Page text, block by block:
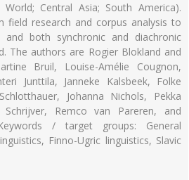
World; Central Asia; South America).
field research and corpus analysis to
and both synchronic and diachronic
The authors are Rogier Blokland and
Bruil, Louise-Amélie Cougnon,
Junttila, Janneke Kalsbeek, Folke
Johanna Nichols, Pekka
Schrijver, Remco van Pareren, and
/ target groups: General
Finno-Ugric linguistics, Slavic